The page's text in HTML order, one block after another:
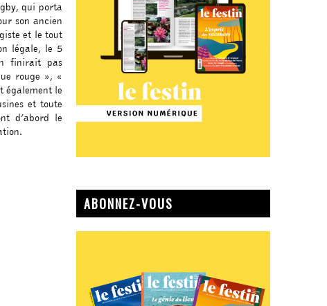
qui porta
son ancien
et le tout
légale, le 5
finirait pas
rouge », «
également le
et toute
d’abord le
de la ville
ABONNEZ-VOUS